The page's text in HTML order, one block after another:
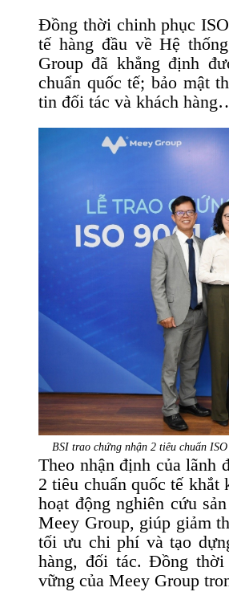
Đồng thời chinh phục
tế hàng đầu về Hệ
Group đã khẳng định
chuẩn quốc tế; bảo mật
tin đối tác và khách
BSI trao chứng nhận 2 tiêu chuẩn
Theo nhận định của lãnh
2 tiêu chuẩn quốc tế
hoạt động nghiên cứu
Meey Group, giúp giảm
tối ưu chi phí và tạo
hàng, đối tác. Đồng
vững của Meey Group